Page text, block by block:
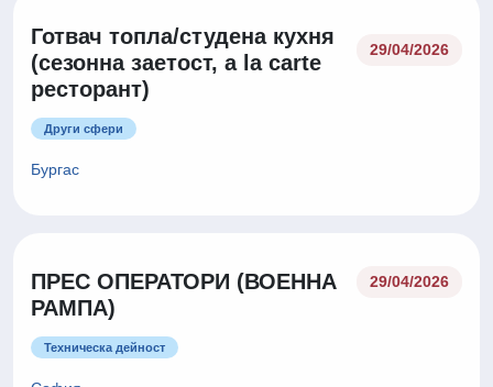
Готвач топла/студена кухня
(сезонна заетост, a la carte
ресторант)
29/04/2026
Други сфери
Бургас
ПРЕС ОПЕРАТОРИ (ВОЕННА
РАМПА)
29/04/2026
Техническа дейност